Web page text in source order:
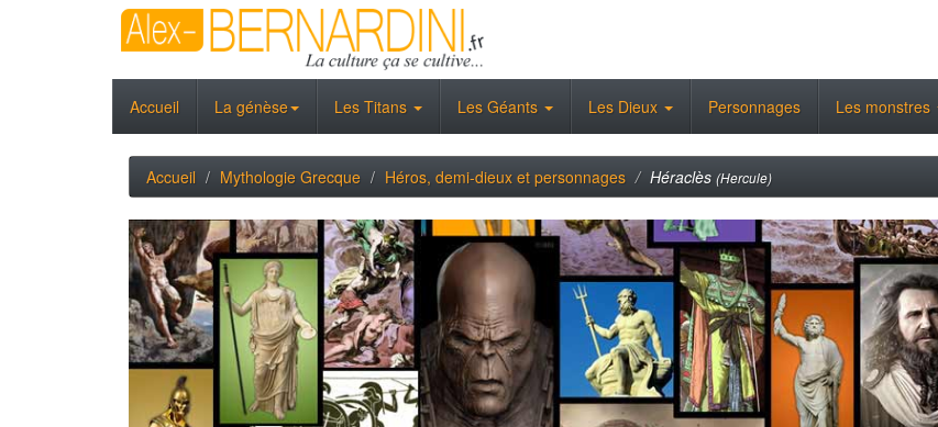
Accueil La génèse Les Titans Les Géants Les Dieux Personnages Les monstres
Accueil Mythologie Grecque Héros, demi-dieux et personnages Héraclès (Hercule)